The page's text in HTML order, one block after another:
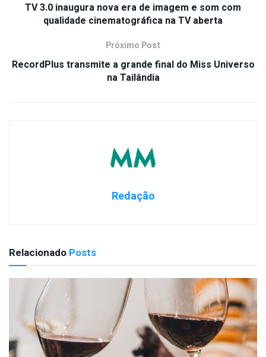
TV 3.0 inaugura nova era de imagem e som com
qualidade cinematográfica na TV aberta
Próximo Post
RecordPlus transmite a grande final do Miss Universo
na Tailândia
Redação
Relacionado Posts